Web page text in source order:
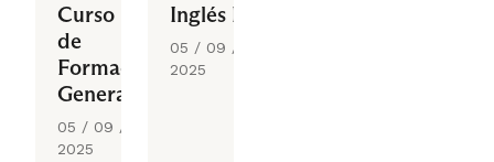
Curso
de
Formación
General
05 / 09 /
2025
Inglés I
05 / 09 /
2025